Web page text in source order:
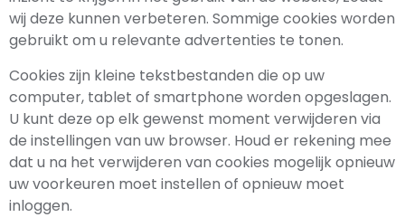
wij deze kunnen verbeteren. Sommige cookies worden
gebruikt om u relevante advertenties te tonen.
Cookies zijn kleine tekstbestanden die op uw
computer, tablet of smartphone worden opgeslagen.
U kunt deze op elk gewenst moment verwijderen via
de instellingen van uw browser. Houd er rekening mee
dat u na het verwijderen van cookies mogelijk opnieuw
uw voorkeuren moet instellen of opnieuw moet
inloggen.